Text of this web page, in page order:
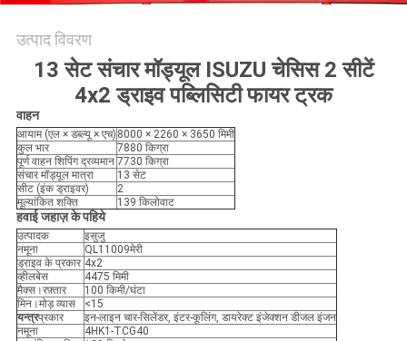
उत्पाद विवरण
13 सेट संचार मॉड्यूल ISUZU चेसिस 2 सीटें
4x2 ड्राइव पब्लिसिटी फायर ट्रक
वाहन
आयाम (एल × डब्ल्यू × एच) 8000 × 2260 × 3650 मिमी
कुल भार
7880 किग्रा
पूर्ण वाहन शिपिंग द्रव्यमान 7730 किग्रा
संचार मॉड्यूल मात्रा
13 सेट
सीट (इंक ड्राइवर)
2
मूल्यांकित शक्ति
139 किलोवाट
हवाई जहाज़ के पहिये
उत्पादक
इसुजु
नमूना
QL11009मेरी
ड्राइव के प्रकार 4x2
व्हीलबेस
4475 मिमी
मैक्स।रफ़्तार
100 किमी/घंटा
मिन।मोड़ व्यास
<15
यन्त्रप्रकार
इन-लाइन चार-सिलेंडर, इंटर-कूलिंग, डायरेक्ट इंजेक्शन डीजल इंजन
नमूना
4HK1-TCG40